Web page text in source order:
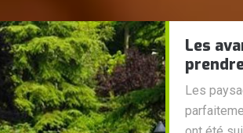
Les
Les